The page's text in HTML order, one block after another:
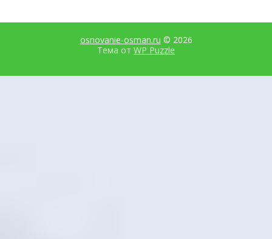
osnovanie-osman.ru © 2026
Тема от WP Puzzle